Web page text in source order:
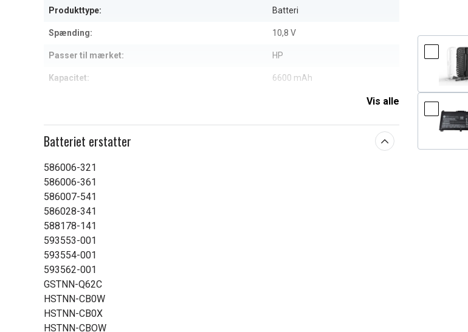
Produkttype: Batteri
Spænding: 10,8 V
Passer til mærket: HP
Kapacitet: 6600 mAh
Vis alle
Batteriet erstatter
586006-321
586006-361
586007-541
586028-341
588178-141
593553-001
593554-001
593562-001
GSTNN-Q62C
HSTNN-CB0W
HSTNN-CB0X
HSTNN-CBOW